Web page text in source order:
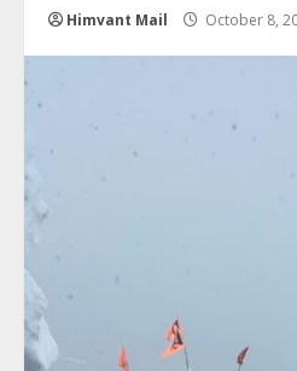
Himvant Mail October 8,